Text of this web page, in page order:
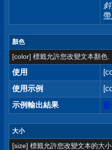
顏色
[color] 標籤允許您改變文本顏色.
使用
使用示例
示例輸出結果
大小
[size] 標籤允許您改變文本的大小.